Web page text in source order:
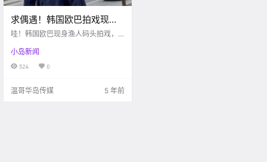
求偶遇！韩国欧巴拍戏现身
渔人码头！开森，RRU今年
哇！韩国欧巴现身渔人码头拍戏，
吓！DT今早发生车祸，受害人或有
生命危险...好消息，RRU官宣九月将
小岛新闻
524 0
温哥华岛传媒 5 年前